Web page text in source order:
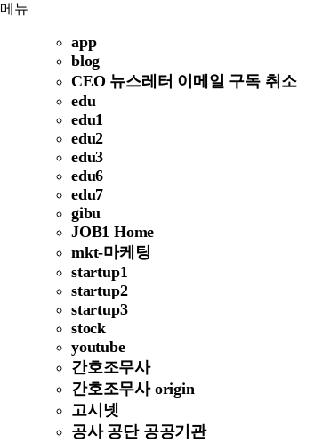
메뉴
app
blog
CEO 뉴스레터 이메일 구독 취소
edu
edu1
edu2
edu3
edu6
edu7
gibu
JOB1 Home
mkt-마케팅
startup1
startup2
startup3
stock
youtube
간호조무사
간호조무사 origin
고시넷
공사 공단 공공기관